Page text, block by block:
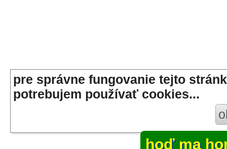
pre správne fungovanie tejto
potrebujem používať cookies...
hoď ma